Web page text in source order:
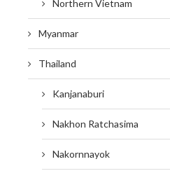
Northern Vietnam
Myanmar
Thailand
Kanjanaburi
Nakhon Ratchasima
Nakornnayok